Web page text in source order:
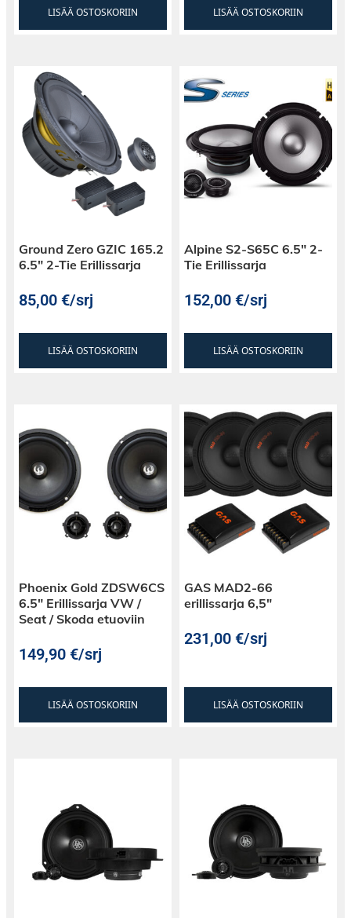
LISÄÄ OSTOSKORIIN LISÄÄ OSTOSKORIIN
Ground Zero GZIC 165.2
6.5″ 2-Tie Erillissarja
85,00€/srj
LISÄÄ OSTOSKORIIN
Alpine S2-S65C 6.5″ 2-
Tie Erillissarja
152,00€/srj
LISÄÄ OSTOSKORIIN
Phoenix Gold ZDSW6CS
6.5″ Erillissarja VW /
Seat / Skoda etuoviin
149,90€/srj
LISÄÄ OSTOSKORIIN
GAS MAD2-66
erillissarja 6,5″
231,00€/srj
LISÄÄ OSTOSKORIIN